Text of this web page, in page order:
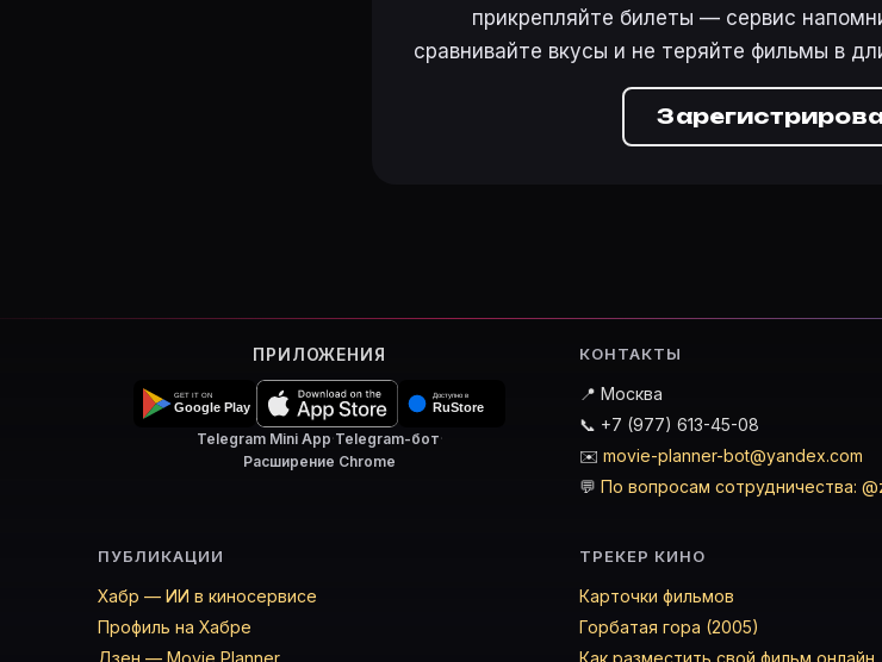
прикрепляйте билеты — сервис
сравнивайте вкусы и не теряйте фильмы в
ПРИЛОЖЕНИЯ
Telegram Mini App·Telegram-бот·
Расширение Chrome
КОНТАКТЫ
📍 Москва
📞 +7 (977) 613-45-08
✉️ movie-planner-bot@yandex.com
💬 По вопросам сотрудничества:
ПУБЛИКАЦИИ
Хабр — ИИ в киносервисе
Профиль на Хабре
Дзен — Movie Planner
ТРЕКЕР КИНО
Карточки фильмов
Горбатая гора (2005)
Как разместить свой фильм онлайн